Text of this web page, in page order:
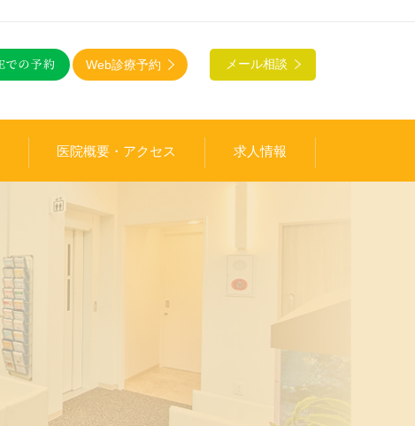
Web診療予約 メール相談
医院概要・アクセス 求人情報